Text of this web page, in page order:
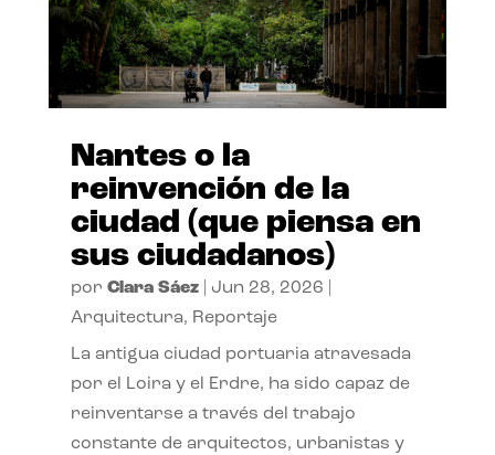
Nantes o la
reinvención de la
ciudad (que piensa en
sus ciudadanos)
por Clara Sáez| Jun 28, 2026
Arquitectura, Reportaje
La antigua ciudad portuaria atravesada
por el Loira y el Erdre, ha sido capaz de
reinventarse a través del trabajo
constante de arquitectos, urbanistas y